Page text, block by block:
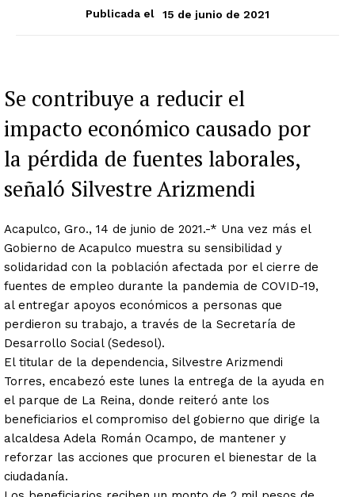
Publicada el
15 de junio de 2021
Se contribuye a reducir el
impacto económico causado por
la pérdida de fuentes laborales,
señaló Silvestre Arizmendi
Acapulco, Gro., 14 de junio de 2021.-* Una vez más el
Gobierno de Acapulco muestra su sensibilidad y
solidaridad con la población afectada por el cierre de
fuentes de empleo durante la pandemia de COVID-19,
al entregar apoyos económicos a personas que
perdieron su trabajo, a través de la Secretaría de
Desarrollo Social (Sedesol).
El titular de la dependencia, Silvestre Arizmendi
Torres, encabezó este lunes la entrega de la ayuda en
el parque de La Reina, donde reiteró ante los
beneficiarios el compromiso del gobierno que dirige la
alcaldesa Adela Román Ocampo, de mantener y
reforzar las acciones que procuren el bienestar de la
ciudadanía.